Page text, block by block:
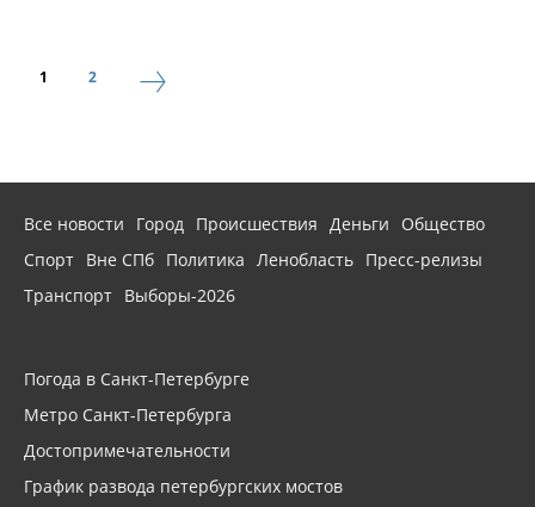
1 2
Все новости Город Происшествия Деньги
Общество
Спорт Вне СПб Политика Ленобласть Пресс-релизы
Транспорт Выборы-2026
Погода в Санкт-Петербурге
Метро Санкт-Петербурга
Достопримечательности
График развода петербургских мостов